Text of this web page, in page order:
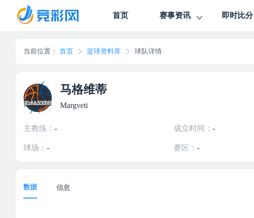
首页 赛事资讯 即时比分
当前位置： 首页 篮球资料库 球队详情
马格维蒂
Margveti
主教练： - 成立时间： -
球场： - 赛区： -
数据 信息